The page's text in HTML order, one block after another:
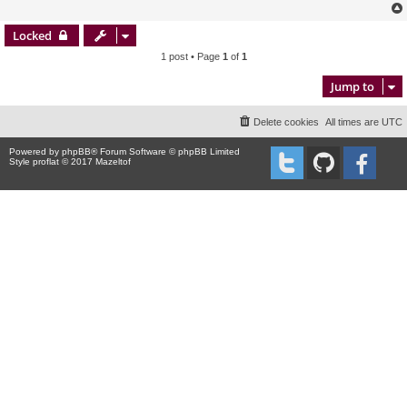
Locked
1 post • Page 1 of 1
Jump to
All times are UTC
Delete cookies
Powered by phpBB® Forum Software © phpBB Limited
Style proflat © 2017 Mazeltof